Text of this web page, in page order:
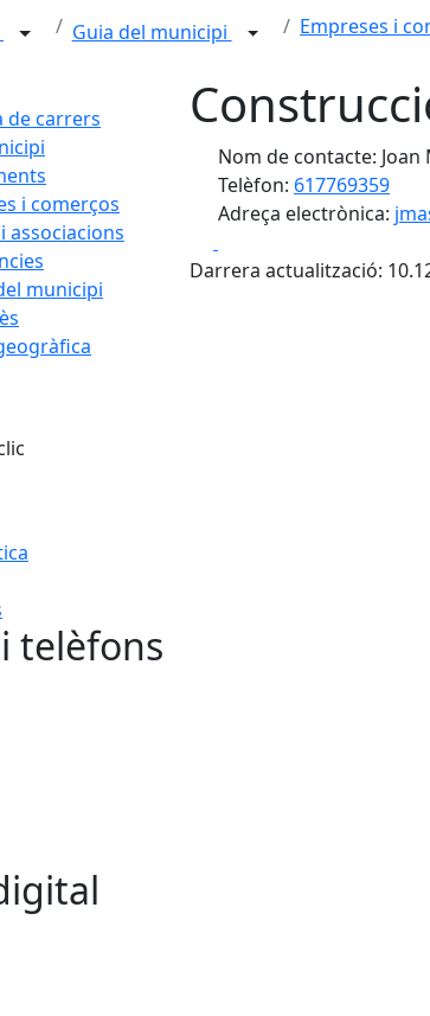
Guia del municipi Empreses i
de carrers
i comerços
associacions
municipi
Nom de contacte: Joan
Telèfon: 617769359
Adreça electrònica:
Darrera actualització:
telèfons